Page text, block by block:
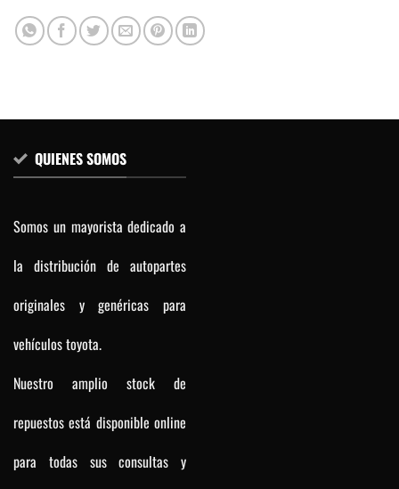
QUIENES SOMOS
Somos un mayorista dedicado a
la distribución de autopartes
originales y genéricas para
vehículos toyota.
Nuestro amplio stock de
repuestos está disponible online
para todas sus consultas y